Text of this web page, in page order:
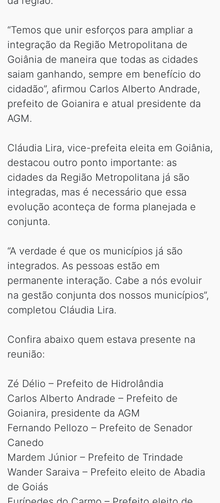
“Temos que unir esforços para ampliar a
integração da Região Metropolitana de
Goiânia de maneira que todas as cidades
saiam ganhando, sempre em benefício do
cidadão”, afirmou Carlos Alberto Andrade,
prefeito de Goianira e atual presidente da
AGM.
Cláudia Lira, vice-prefeita eleita em Goiânia,
destacou outro ponto importante: as
cidades da Região Metropolitana já são
integradas, mas é necessário que essa
evolução aconteça de forma planejada e
conjunta.
“A verdade é que os municípios já são
integrados. As pessoas estão em
permanente interação. Cabe a nós evoluir
na gestão conjunta dos nossos municípios”,
completou Cláudia Lira.
Confira abaixo quem estava presente na
reunião:
Zé Délio – Prefeito de Hidrolândia
Carlos Alberto Andrade – Prefeito de
Goianira, presidente da AGM
Fernando Pellozo – Prefeito de Senador
Canedo
Mardem Júnior – Prefeito de Trindade
Wander Saraiva – Prefeito eleito de Abadia
de Goiás